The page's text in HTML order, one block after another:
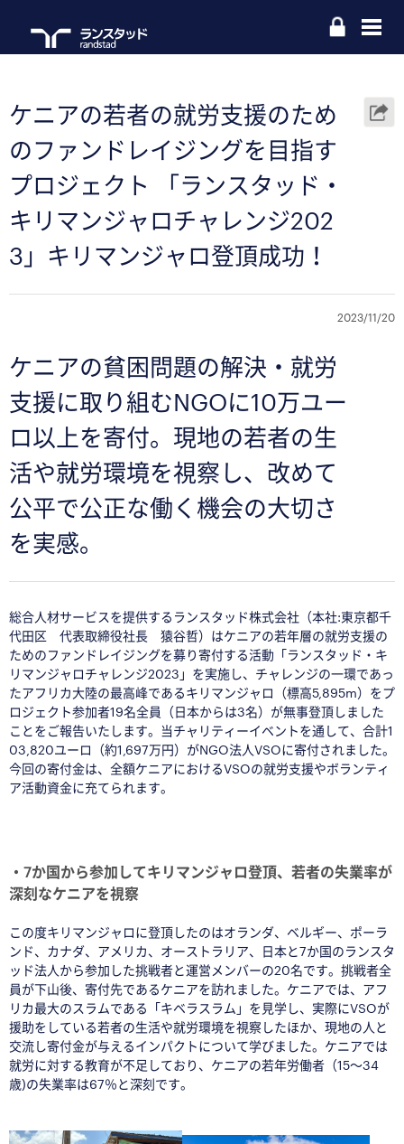
ケニアの若者の就労支援のため
のファンドレイジングを目指す
プロジェクト 「ランスタッド・
キリマンジャロチャレンジ202
3」キリマンジャロ登頂成功！
2023/11/20
ケニアの貧困問題の解決・就労
支援に取り組むNGOに10万ユー
ロ以上を寄付。現地の若者の生
活や就労環境を視察し、改めて
公平で公正な働く機会の大切さ
を実感。
総合人材サービスを提供するランスタッド株式会社（本社:東京都千
代田区 代表取締役社長 猿谷哲）はケニアの若年層の就労支援の
ためのファンドレイジングを募り寄付する活動「ランスタッド・キ
リマンジャロチャレンジ2023」を実施し、チャレンジの一環であっ
たアフリカ大陸の最高峰であるキリマンジャロ（標高5,895m）をプ
ロジェクト参加者19名全員（日本からは3名）が無事登頂しました
ことをご報告いたします。当チャリティーイベントを通して、合計1
03,820ユーロ（約1,697万円）がNGO法人VSOに寄付されました。
今回の寄付金は、全額ケニアにおけるVSOの就労支援やボランティ
ア活動資金に充てられます。
・7か国から参加してキリマンジャロ登頂、若者の失業率が
深刻なケニアを視察
この度キリマンジャロに登頂したのはオランダ、ベルギー、ポーラ
ンド、カナダ、アメリカ、オーストラリア、日本と7か国のランスタ
ッド法人から参加した挑戦者と運営メンバーの20名です。挑戦者全
員が下山後、寄付先であるケニアを訪れました。ケニアでは、アフ
リカ最大のスラムである「キベラスラム」を見学し、実際にVSOが
援助をしている若者の生活や就労環境を視察したほか、現地の人と
交流し寄付金が与えるインパクトについて学びました。ケニアでは
就労に対する教育が不足しており、ケニアの若年労働者（15〜34
歳)の失業率は67％と深刻です。